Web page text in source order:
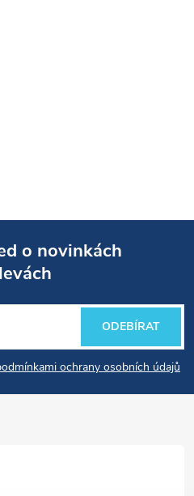
o novinkách
ochrany osobních údajů
ODEBÍRAT